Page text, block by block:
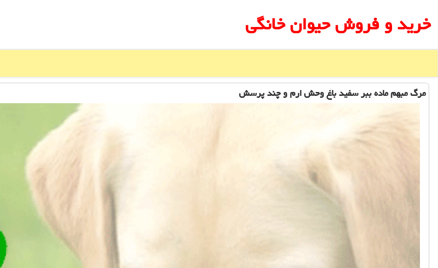
خرید و فروش حیوان خانگی
مرگ مبهم ماده ببر سفید باغ وحش ارم و چند پرسش